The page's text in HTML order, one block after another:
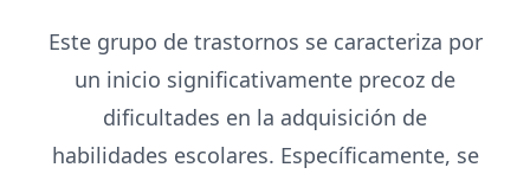
Este grupo de trastornos se caracteriza por
un inicio significativamente precoz de
dificultades en la adquisición de
habilidades escolares. Específicamente, se